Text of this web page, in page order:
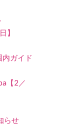
】
ガイド
【2／
らせ